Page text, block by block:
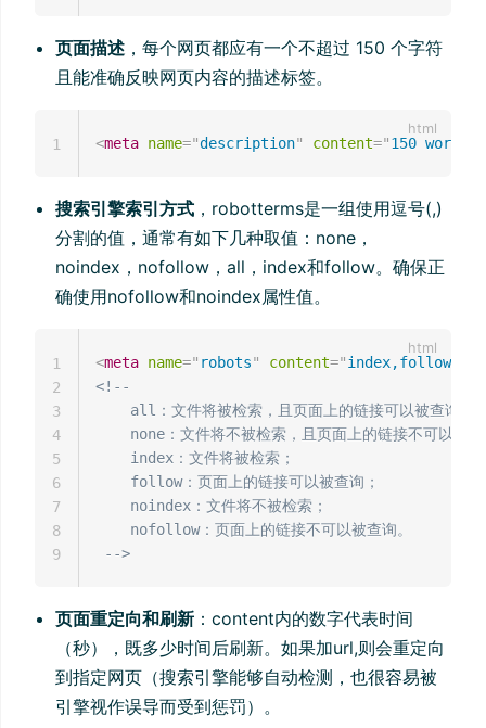
页面描述 ，每个网页都应有一个不超过 150 个字符
且能准确反映网页内容的描述标签。
<meta name="description" content="150 words
1
搜索引擎索引方式 ，robotterms是一组使用逗号(,)
分割的值，通常有如下几种取值：none，
noindex，nofollow，all，index和follow。确保正
确使用nofollow和noindex属性值。
<meta name=" robots" content="index,follow
<!--
    all：文件将被检索，且页面上的链接可以被查询；
none：文件将不被检索，且页面上的链接不可以被
    index：文件将被检索；
    follow：页面上的链接可以被查询；
    noindex：文件将不被检索；
    nofollow：页面上的链接不可以被查询。
-->
1
2
3
4
5
6
7
8
9
页面重定向和刷新 ：content内的数字代表时间
（秒），既多少时间后刷新。如果加url,则会重定向
到指定网页（搜索引擎能够自动检测，也很容易被
引擎视作误导而受到惩罚）。